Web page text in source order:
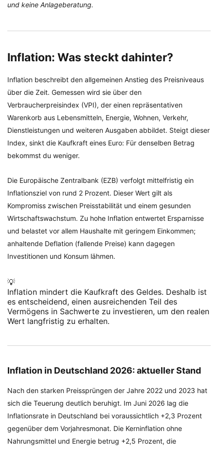
und keine Anlageberatung.
Inflation: Was steckt dahinter?
Inflation beschreibt den allgemeinen Anstieg des Preisniveaus
über die Zeit. Gemessen wird sie über den
Verbraucherpreisindex (VPI), der einen repräsentativen
Warenkorb aus Lebensmitteln, Energie, Wohnen, Verkehr,
Dienstleistungen und weiteren Ausgaben abbildet. Steigt dieser
Index, sinkt die Kaufkraft eines Euro: Für denselben Betrag
bekommst du weniger.
Die Europäische Zentralbank (EZB) verfolgt mittelfristig ein
Inflationsziel von rund 2 Prozent. Dieser Wert gilt als
Kompromiss zwischen Preisstabilität und einem gesunden
Wirtschaftswachstum. Zu hohe Inflation entwertet Ersparnisse
und belastet vor allem Haushalte mit geringem Einkommen;
anhaltende Deflation (fallende Preise) kann dagegen
Investitionen und Konsum lähmen.
💡
Inflation mindert die Kaufkraft des Geldes. Deshalb ist
es entscheidend, einen ausreichenden Teil des
Vermögens in Sachwerte zu investieren, um den realen
Wert langfristig zu erhalten.
Inflation in Deutschland 2026: aktueller Stand
Nach den starken Preissprüngen der Jahre 2022 und 2023 hat
sich die Teuerung deutlich beruhigt. Im Juni 2026 lag die
Inflationsrate in Deutschland bei voraussichtlich +2,3 Prozent
gegenüber dem Vorjahresmonat. Die Kerninflation ohne
Nahrungsmittel und Energie betrug +2,5 Prozent, die